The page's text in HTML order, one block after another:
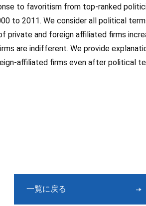
to favoritism from top-ranked
to 2011. We consider all political
private and foreign affiliated firms
are indifferent. We provide
affiliated firms even after political
一覧に戻る